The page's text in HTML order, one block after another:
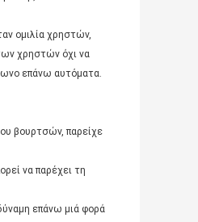
ομιλία χρηστών,
χρηστών όχι να
επάνω αυτόματα.
βουρτσών, παρείχε
να παρέχει τη
επάνω μιά φορά